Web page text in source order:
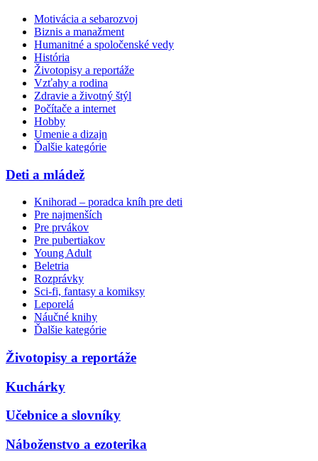
Motivácia a sebarozvoj
Biznis a manažment
Humanitné a spoločenské vedy
História
Životopisy a reportáže
Vzťahy a rodina
Zdravie a životný štýl
Počítače a internet
Hobby
Umenie a dizajn
Ďalšie kategórie
Deti a mládež
Knihorad – poradca kníh pre deti
Pre najmenších
Pre prvákov
Pre pubertiakov
Young Adult
Beletria
Rozprávky
Sci-fi, fantasy a komiksy
Leporelá
Náučné knihy
Ďalšie kategórie
Životopisy a reportáže
Kuchárky
Učebnice a slovníky
Náboženstvo a ezoterika